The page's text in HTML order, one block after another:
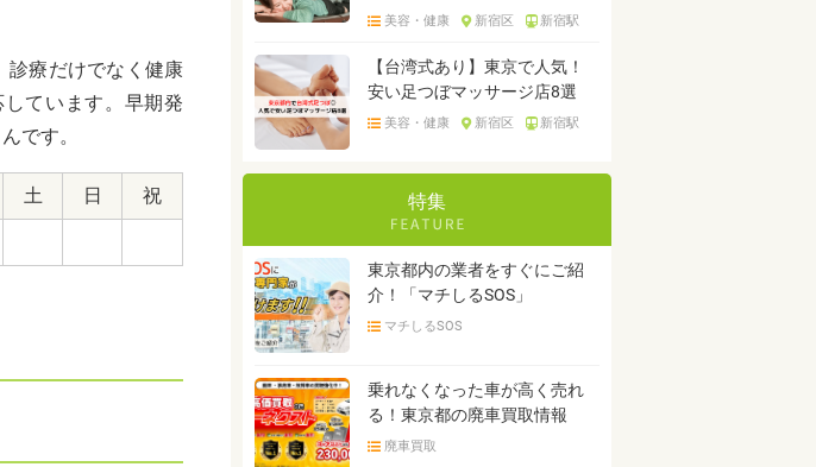
診療だけでなく健康
ています。早期発
です。
土 日 祝
美容・健康 新宿区 新宿駅
【台湾式あり】東京で人気！
安い足つぼマッサージ店8選
美容・健康 新宿区 新宿駅
特集
東京都内の業者をすぐにご紹
介！「マチしるSOS」
マチしるSOS
乗れなくなった車が高く売れ
る！東京都の廃車買取情報
廃車買取